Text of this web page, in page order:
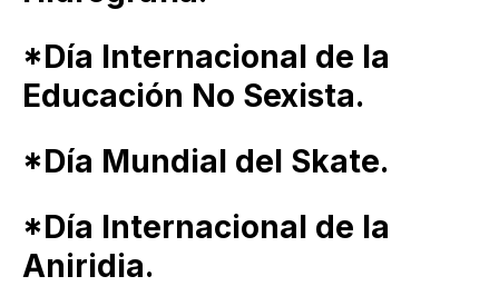
*Día Internacional de la
Educación No Sexista.
*Día Mundial del Skate.
*Día Internacional de la
Aniridia.